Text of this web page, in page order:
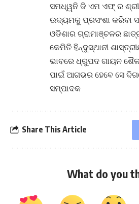
ସମଧ୍ୱନି ଡି ଏମ ଏଫ୍ ର
ଉଦ୍ୟମକୁ ପ୍ରସଂଶା କରିବା
ଓଡିଶାର ଗ୍ରାମାଞ୍ଚଳର
କେମିତି ହିନ୍ଦୁସ୍ଥାନୀ
ଭାବରେ ଧ୍ରୁପଦ ଗାୟନ
ପାଇଁ ଆଗଭର ହେବେ ସେ
ସମ୍ପାଦକ
Share This Article
What do you